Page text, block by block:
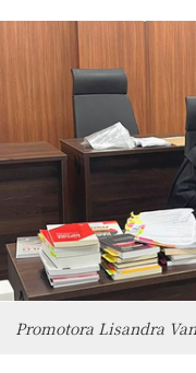
Promotora Lisandra